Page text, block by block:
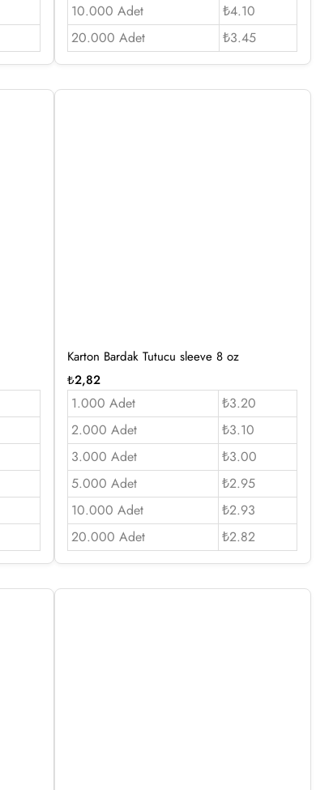
10.000 Adet
₺4.10
20.000 Adet
₺3.45
Karton Bardak Tutucu sleeve 8 oz
₺2,82
1.000 Adet
₺3.20
2.000 Adet
₺3.10
3.000 Adet
₺3.00
5.000 Adet
₺2.95
10.000 Adet
₺2.93
20.000 Adet
₺2.82